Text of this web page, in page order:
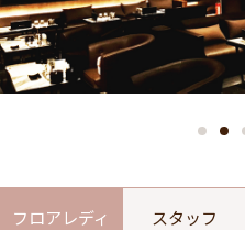
フロアレディ
スタッフ